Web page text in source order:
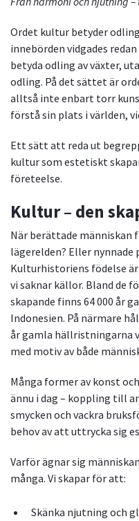
Ordet kultur betyder
innebörden vidgades
betyda odling av växter,
odling. På det sättet är
alltså inte enbart torr
förstå sin plats i världen,
Ett sätt att reda ut
kultur som estetiskt
företeelse.
Kultur – den
När berättade människan
lägerelden? Eller nynnade
Kulturhistoriens födelse
vi saknar källor. Bland de
skapande finns 64 000 år
Indonesien. På närmare
år gamla hällristningarna
med motiv av både
Många former av konst
ännu i dag – koppling till
smycken och vackra
behov av att uttrycka sig
Varför ägnar sig
många. Vi skapar för att:
Skänka njutning och